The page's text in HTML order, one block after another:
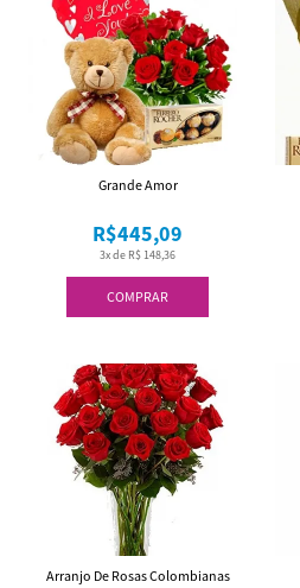
COMPRAR
3x de R$ 148,36
R$445,09
Grande Amor
Arranjo De Rosas Colombianas